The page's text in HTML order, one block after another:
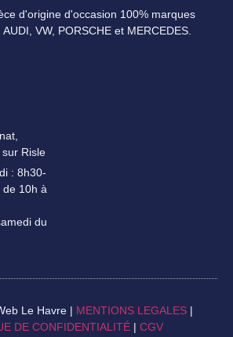
d'origine d'occasion 100% marques
VW, PORSCHE et MERCEDES.
Risle
: 8h30-
de 10h à
du
Le Havre | MENTIONS LEGALES|
DE CONFIDENTIALITÉ| CGV